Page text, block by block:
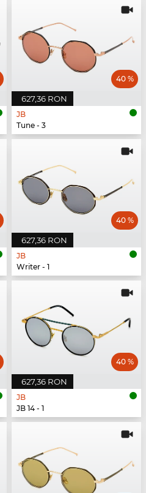
627,36 RON
40 %
JB
Tune - 3
627,36 RON
40 %
JB
Writer - 1
627,36 RON
40 %
JB
JB 14 - 1